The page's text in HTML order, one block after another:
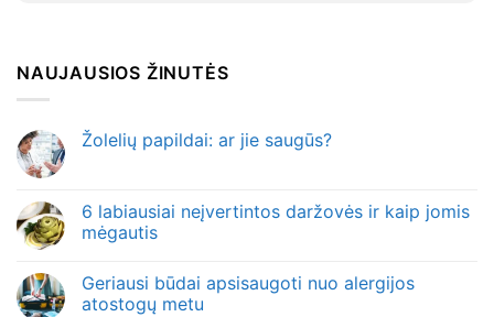
NAUJAUSIOS ŽINUTĖS
Žolelių papildai: ar jie saugūs?
6 labiausiai neįvertintos daržovės ir kaip jomis
mėgautis
Geriausi būdai apsisaugoti nuo alergijos
atostogų metu